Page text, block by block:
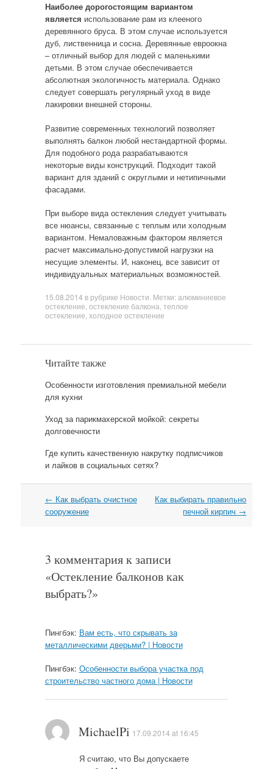
Наиболее дорогостоящим вариантом
является использование рам из клееного
деревянного бруса. В этом случае используется
дуб, лиственница и сосна. Деревянные евроокна
– отличный выбор для людей с маленькими
детьми. В этом случае обеспечивается
абсолютная экологичность материала. Однако
следует совершать регулярный уход в виде
лакировки внешней стороны.
Развитие современных технологий позволяет
выполнять балкон любой нестандартной формы.
Для подобного рода разрабатываются
некоторые виды конструкций. Подходит такой
вариант для зданий с округлыми и нетипичными
фасадами.
При выборе вида остекления следует учитывать
все нюансы, связанные с теплым или холодным
вариантом. Немаловажным фактором является
расчет максимально-допустимой нагрузки на
несущие элементы. И, наконец, все зависит от
индивидуальных материальных возможностей.
15.08.2014 в рубрике Новости . Метки:алюминиевое
остекление остекление балкона теплое
остекление холодное остекление
Читайте также
Особенности изготовления премиальной мебели
для кухни
Уход за парикмахерской мойкой: секреты
долговечности
Где купить качественную накрутку подписчиков
и лайков в социальных сетях?
Навигация
← Как выбрать очистное
сооружение
Как выбирать правильно
печной кирпич →
3 комментария к записи
«Остекление балконов как
выбрать?»
Пингбэк: Вам есть, что скрывать за
металлическими дверьми? | Новости
Пингбэк: Особенности выбора участка под
строительство частного дома | Новости
MichaelPi 17.09.2014 at 16:45
Я считаю, что Вы допускаете